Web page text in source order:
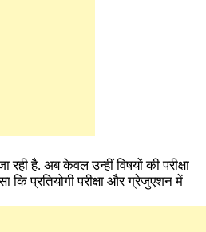
रही है. अब केवल उन्हीं विषयों की परीक्षा
कि प्रतियोगी परीक्षा और ग्रेजुएशन में